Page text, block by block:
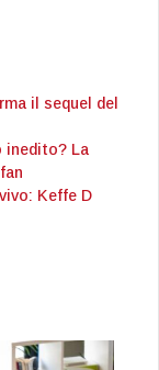
il sequel del
inedito? La
Keffe D